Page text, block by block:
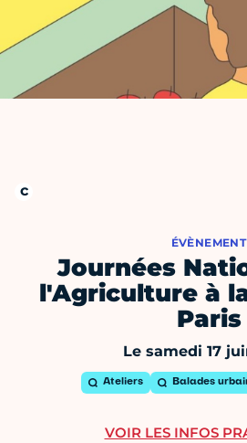
ÉVÈNEMENT
Journées
l'Agriculture à
Paris
Le samedi 17
Ateliers Balades
VOIR LES INFOS